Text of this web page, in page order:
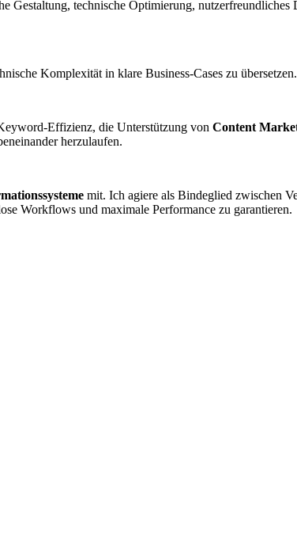
Gestaltung, technische Optimierung, nutzerfreundliches
Komplexität in klare Business-Cases zu übersetzen.
Effizienz, die Unterstützung von Content
herzulaufen.
mit. Ich agiere als Bindeglied zwischen
Workflows und maximale Performance zu garantieren.